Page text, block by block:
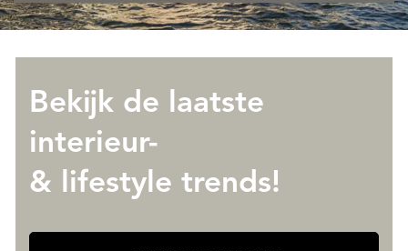
Bekijk de laatste
interieur-
& lifestyle trends!
OVER QUALIS